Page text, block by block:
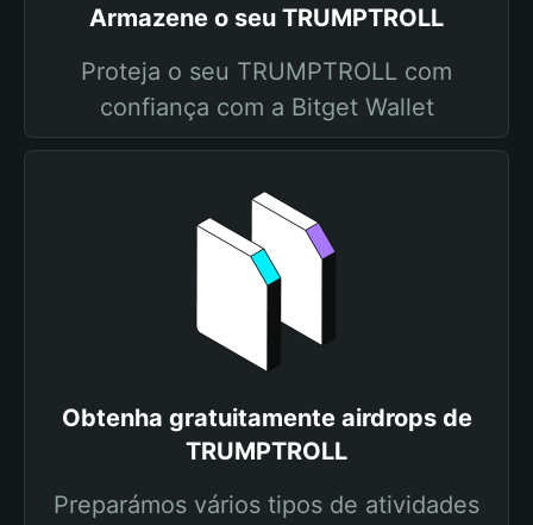
Armazene o seu TRUMPTROLL
Proteja o seu TRUMPTROLL com
confiança com a Bitget Wallet
Obtenha gratuitamente airdrops de
TRUMPTROLL
Preparámos vários tipos de atividades